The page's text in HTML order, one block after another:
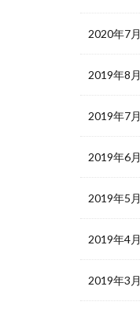
2020年7月
2019年8月
2019年7月
2019年6月
2019年5月
2019年4月
2019年3月